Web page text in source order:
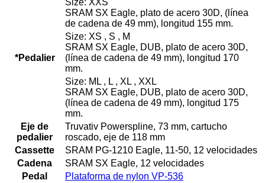
*Pedalier
SRAM SX Eagle, plato de acero 30D, (línea
de cadena de 49 mm), longitud 155 mm.
Size: XS , S , M
SRAM SX Eagle, DUB, plato de acero 30D,
(línea de cadena de 49 mm), longitud 170
mm.
Size: ML , L , XL , XXL
SRAM SX Eagle, DUB, plato de acero 30D,
(línea de cadena de 49 mm), longitud 175
mm.
Eje de
pedalier
Truvativ Powerspline, 73 mm, cartucho
roscado, eje de 118 mm
Cassette
SRAM PG-1210 Eagle, 11-50, 12 velocidades
Cadena
SRAM SX Eagle, 12 velocidades
Pedal
Plataforma de nylon VP-536